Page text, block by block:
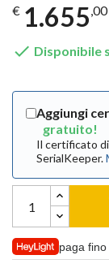
€ 1.655,00
 Disponibile
Aggiungi
gratuito!
Il certificato
SerialKeeper.
paga